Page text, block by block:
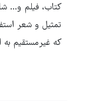
کتاب، فیلم و...
تمثیل و شعر
که غیرمستقیم به